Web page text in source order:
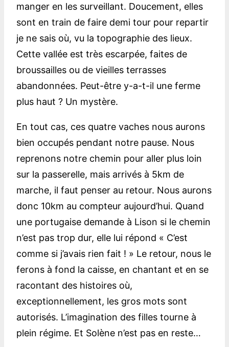
manger en les surveillant. Doucement, elles
sont en train de faire demi tour pour repartir
je ne sais où, vu la topographie des lieux.
Cette vallée est très escarpée, faites de
broussailles ou de vieilles terrasses
abandonnées. Peut-être y-a-t-il une ferme
plus haut ? Un mystère.
En tout cas, ces quatre vaches nous aurons
bien occupés pendant notre pause. Nous
reprenons notre chemin pour aller plus loin
sur la passerelle, mais arrivés à 5km de
marche, il faut penser au retour. Nous aurons
donc 10km au compteur aujourd’hui. Quand
une portugaise demande à Lison si le chemin
n’est pas trop dur, elle lui répond « C’est
comme si j’avais rien fait ! » Le retour, nous le
ferons à fond la caisse, en chantant et en se
racontant des histoires où,
exceptionnellement, les gros mots sont
autorisés. L’imagination des filles tourne à
plein régime. Et Solène n’est pas en reste…